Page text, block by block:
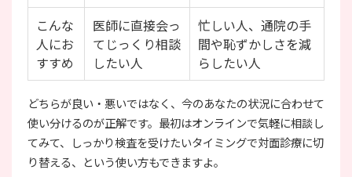
こんな
人にお
すすめ
医師に直接会っ
てじっくり相談
したい人
忙しい人、通院の手
間や恥ずかしさを減
らしたい人
どちらが良い・悪いではなく、今のあなたの状況に合わせて
使い分けるのが正解です。最初はオンラインで気軽に相談し
てみて、しっかり検査を受けたいタイミングで対面診療に切
り替える、という使い方もできますよ。